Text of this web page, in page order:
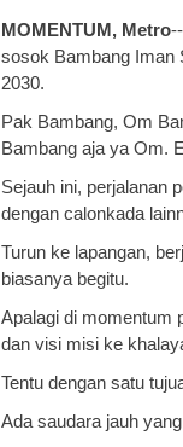
MOMENTUM, Metro
sosok Bambang Iman
2030.
Pak Bambang, Om
Bambang aja ya Om.
Sejauh ini, perjalanan
dengan calonkada
Turun ke lapangan,
biasanya begitu.
Apalagi di momentum
dan visi misi ke
Tentu dengan satu
Ada saudara jauh